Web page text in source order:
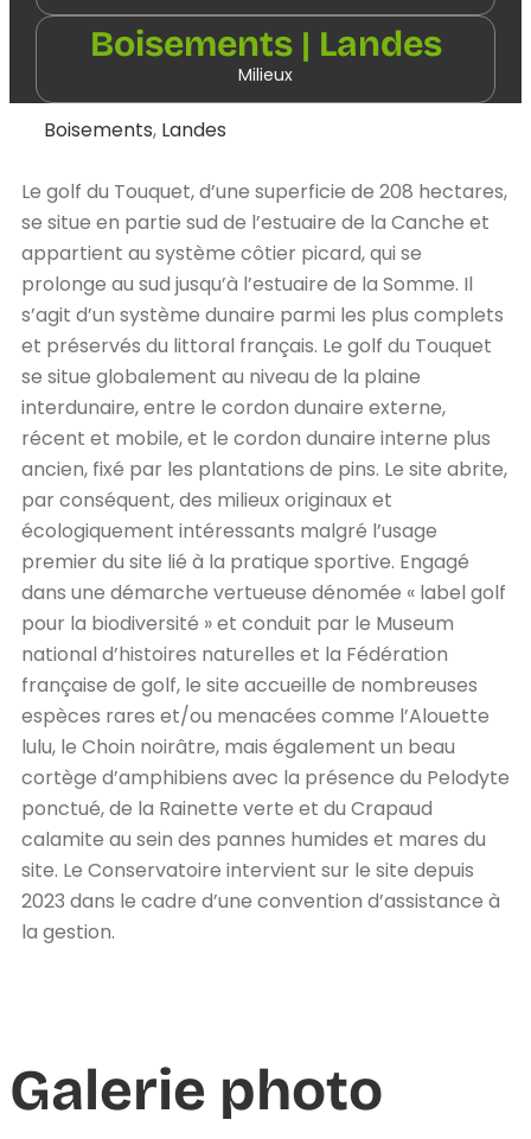
Boisements | Landes
Milieux
Boisements, Landes
Le golf du Touquet, d’une superficie de 208 hectares,
se situe en partie sud de l’estuaire de la Canche et
appartient au système côtier picard, qui se
prolonge au sud jusqu’à l’estuaire de la Somme. Il
s’agit d’un système dunaire parmi les plus complets
et préservés du littoral français. Le golf du Touquet
se situe globalement au niveau de la plaine
interdunaire, entre le cordon dunaire externe,
récent et mobile, et le cordon dunaire interne plus
ancien, fixé par les plantations de pins. Le site abrite,
par conséquent, des milieux originaux et
écologiquement intéressants malgré l’usage
premier du site lié à la pratique sportive. Engagé
dans une démarche vertueuse dénomée « label golf
pour la biodiversité » et conduit par le Museum
national d’histoires naturelles et la Fédération
française de golf, le site accueille de nombreuses
espèces rares et/ou menacées comme l’Alouette
lulu, le Choin noirâtre, mais également un beau
cortège d’amphibiens avec la présence du Pelodyte
ponctué, de la Rainette verte et du Crapaud
calamite au sein des pannes humides et mares du
site. Le Conservatoire intervient sur le site depuis
2023 dans le cadre d’une convention d’assistance à
la gestion.
Galerie photo